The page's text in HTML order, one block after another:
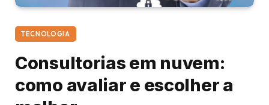
TECNOLOGIA
Consultorias em nuvem:
como avaliar e escolher a